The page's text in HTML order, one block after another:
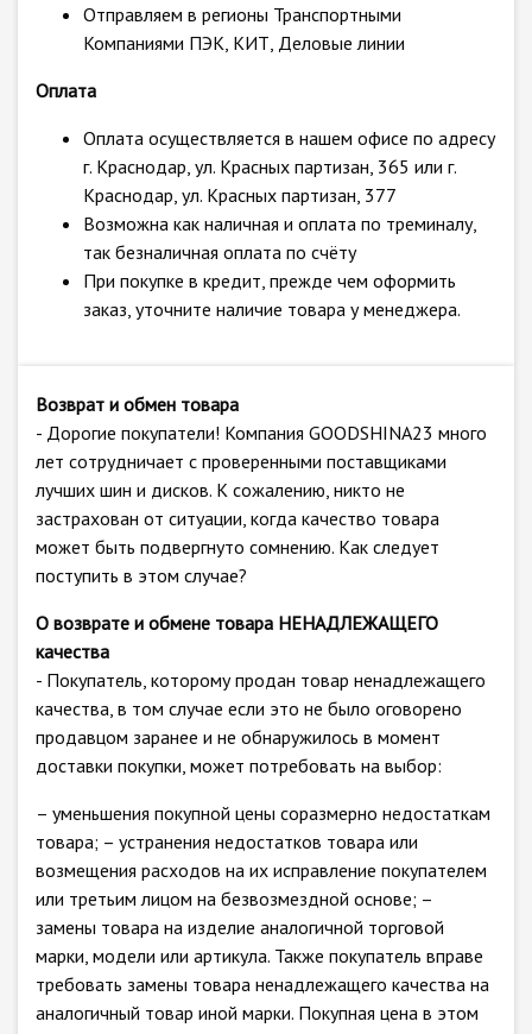
Отправляем в регионы Транспортными
Компаниями ПЭК, КИТ, Деловые линии
Оплата
Оплата осуществляется в нашем офисе по адресу
г. Краснодар, ул. Красных партизан, 365 или г.
Краснодар, ул. Красных партизан, 377
Возможна как наличная и оплата по треминалу,
так безналичная оплата по счёту
При покупке в кредит, прежде чем оформить
заказ, уточните наличие товара у менеджера.
Возврат и обмен товара
- Дорогие покупатели! Компания GOODSHINA23 много
лет сотрудничает с проверенными поставщиками
лучших шин и дисков. К сожалению, никто не
застрахован от ситуации, когда качество товара
может быть подвергнуто сомнению. Как следует
поступить в этом случае?
О возврате и обмене товара НЕНАДЛЕЖАЩЕГО
качества
- Покупатель, которому продан товар ненадлежащего
качества, в том случае если это не было оговорено
продавцом заранее и не обнаружилось в момент
доставки покупки, может потребовать на выбор:
– уменьшения покупной цены соразмерно недостаткам
товара; – устранения недостатков товара или
возмещения расходов на их исправление покупателем
или третьим лицом на безвозмездной основе; –
замены товара на изделие аналогичной торговой
марки, модели или артикула. Также покупатель вправе
требовать замены товара ненадлежащего качества на
аналогичный товар иной марки. Покупная цена в этом